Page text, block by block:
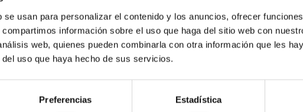
usan para personalizar el contenido y los anuncios, ofrecer
información sobre el uso que haga del sitio web con
web, quienes pueden combinarla con otra información que les
uso que haya hecho de sus servicios.
Preferencias Estadística
IAC PORTAL
Privacy policy